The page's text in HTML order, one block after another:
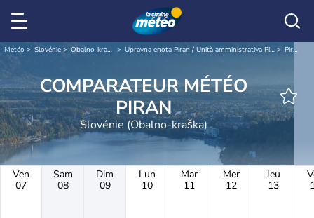
Météo Slovénie Obalno-kraška Upravna enota Piran / Unità amministrativa Pirano Piran
COMPARATEUR MÉTÉO
PIRAN
Slovénie (Obalno-kraška)
Ven
07
Sam
08
Dim
09
Lun
10
Mar
11
Mer
12
Jeu
13